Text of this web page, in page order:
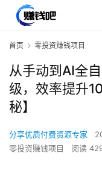
首页 零投资赚钱项目
从手动到AI全
级，效率提升
秘】
分享优质付费资源专家
零投资赚钱项目
阅读